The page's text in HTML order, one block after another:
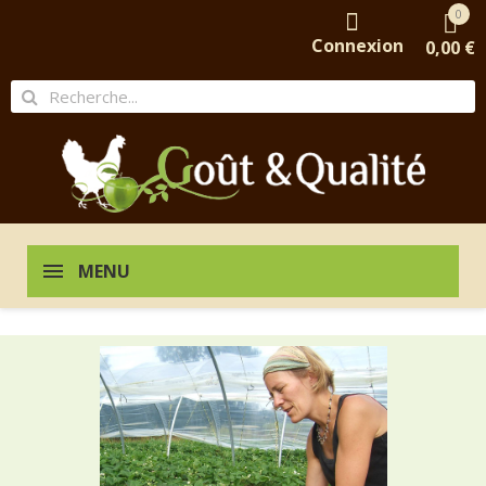
Connexion
0
0,00 €
MENU